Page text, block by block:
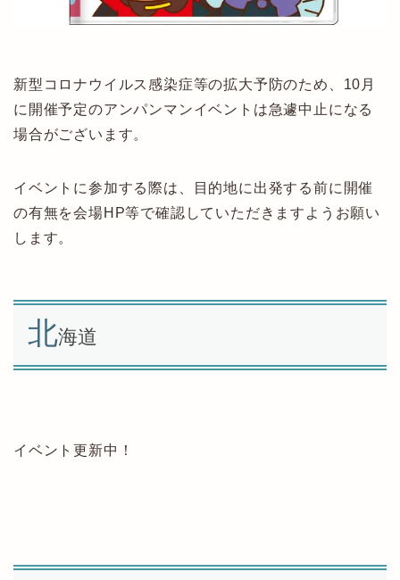
新型コロナウイルス感染症等の拡大予防のため、10月
に開催予定のアンパンマンイベントは急遽中止になる
場合がございます。
イベントに参加する際は、目的地に出発する前に開催
の有無を会場HP等で確認していただきますようお願い
します。
北海道
イベント更新中！